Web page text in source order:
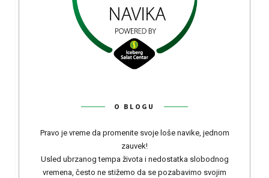
O BLOGU
Pravo je vreme da promenite svoje loše navike, jednom
zauvek!
Usled ubrzanog tempa života i nedostatka slobodnog
vremena, često ne stižemo da se pozabavimo svojim